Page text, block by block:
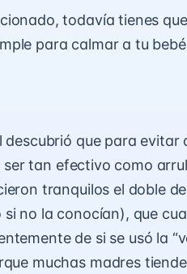
todavía tienes
para calmar a tu
que para evitar
tan efectivo como
tranquilos el doble
no la conocían), que
de si se usó la “
muchas madres